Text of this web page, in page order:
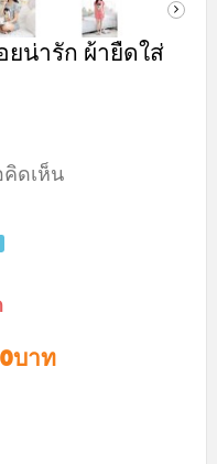
น่ารัก ผ้ายืดใส่
คิดเห็น
บาท